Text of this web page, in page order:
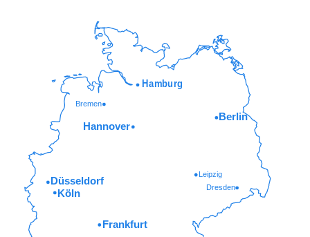
Dresden
Frankfurt
Köln
Düsseldorf
Leipzig
Hannover
Berlin
Bremen
Hamburg